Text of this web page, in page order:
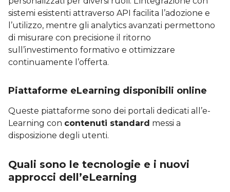
sistemi esistenti attraverso API facilita l’adozione e
l’utilizzo, mentre gli analytics avanzati permettono
di misurare con precisione il ritorno
sull’investimento formativo e ottimizzare
continuamente l’offerta.
Piattaforme eLearning disponibili online
Queste piattaforme sono dei portali dedicati all’e-
Learning con contenuti standard messi a
disposizione degli utenti.
Quali sono le tecnologie e i nuovi
approcci dell’eLearning